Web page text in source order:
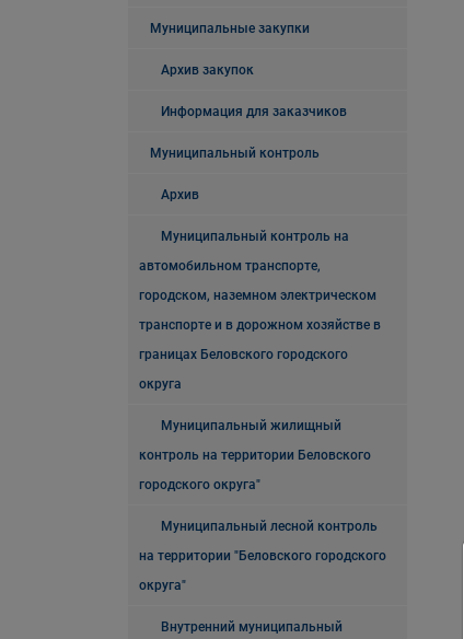
Муниципальные закупки
Архив закупок
Информация для заказчиков
Муниципальный контроль
Архив
Муниципальный контроль на
автомобильном транспорте,
городском, наземном электрическом
транспорте и в дорожном хозяйстве в
границах Беловского городского
округа
Муниципальный жилищный
контроль на территории Беловского
городского округа"
Муниципальный лесной контроль
на территории "Беловского городского
округа"
Внутренний муниципальный